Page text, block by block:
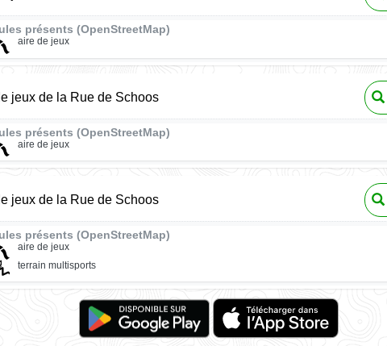
présents (OpenStreetMap)
aire de jeux
jeux de la Rue de Schoos
présents (OpenStreetMap)
aire de jeux
jeux de la Rue de Schoos
présents (OpenStreetMap)
aire de jeux
terrain multisports